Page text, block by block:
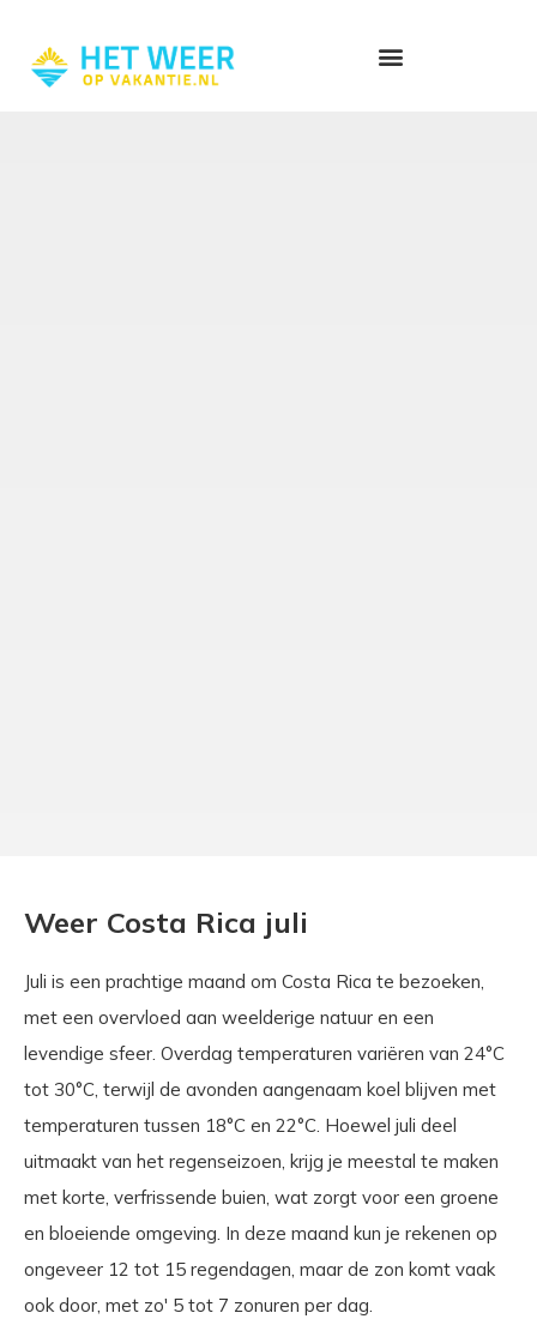
Weer Costa Rica juli
Juli is een prachtige maand om Costa Rica te bezoeken,
met een overvloed aan weelderige natuur en een
levendige sfeer. Overdag temperaturen variëren van 24°C
tot 30°C, terwijl de avonden aangenaam koel blijven met
temperaturen tussen 18°C en 22°C. Hoewel juli deel
uitmaakt van het regenseizoen, krijg je meestal te maken
met korte, verfrissende buien, wat zorgt voor een groene
en bloeiende omgeving. In deze maand kun je rekenen op
ongeveer 12 tot 15 regendagen, maar de zon komt vaak
ook door, met zo' 5 tot 7 zonuren per dag.